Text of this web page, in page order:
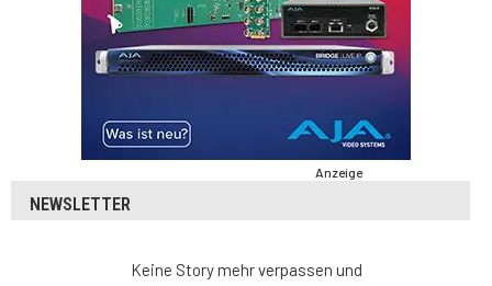
Anzeige
NEWSLETTER
Keine Story mehr verpassen und